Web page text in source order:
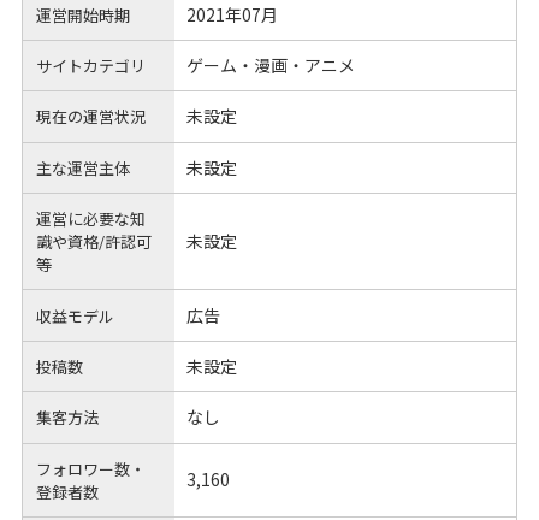
運営開始時期 2021年07月
サイトカテゴリ ゲーム・漫画・アニメ
現在の運営状況 未設定
主な運営主体 未設定
運営に必要な知
識や資格/許認可
等
未設定
収益モデル 広告
投稿数 未設定
集客方法 なし
フォロワー数・
登録者数
3,160